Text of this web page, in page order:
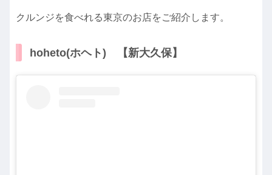
クルンジを食べれる東京のお店をご紹介します。
hoheto(ホヘト) 【新大久保】